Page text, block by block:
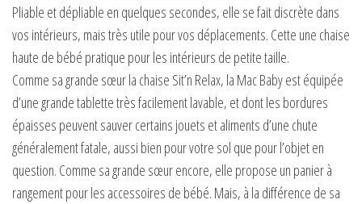
Pliable et dépliable en quelques secondes, elle se fait discrète dans
vos intérieurs, mais très utile pour vos déplacements. Cette une chaise
haute de bébé pratique pour les intérieurs de petite taille.
Comme sa grande sœur la chaise Sit’n Relax, la Mac Baby est équipée
d’une grande tablette très facilement lavable, et dont les bordures
épaisses peuvent sauver certains jouets et aliments d’une chute
généralement fatale, aussi bien pour votre sol que pour l’objet en
question. Comme sa grande sœur encore, elle propose un panier à
rangement pour les accessoires de bébé. Mais, à la différence de sa